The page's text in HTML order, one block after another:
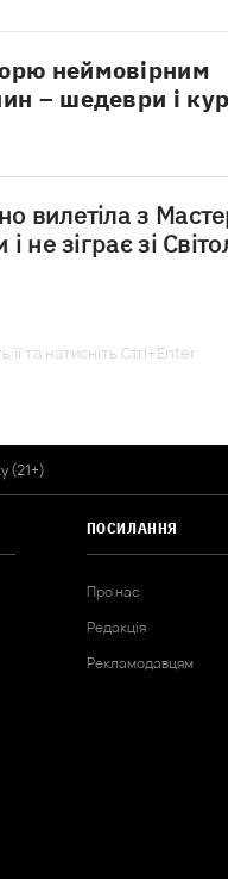
неймовірним
– шедеври і
вилетіла з
не зіграє зі
її та натисніть Ctrl+Enter
(21+)
ПОСИЛАННЯ
Про нас
Редакція
Рекламодавцям